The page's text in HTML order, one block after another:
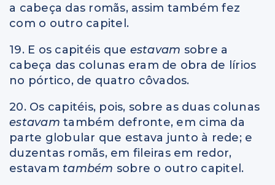
a cabeça das romãs, assim também fez
com o outro capitel.
19. E os capitéis que estavam sobre a
cabeça das colunas eram de obra de lírios
no pórtico, de quatro côvados.
20. Os capitéis, pois, sobre as duas colunas
estavam também defronte, em cima da
parte globular que estava junto à rede; e
duzentas romãs, em fileiras em redor,
estavam também sobre o outro capitel.